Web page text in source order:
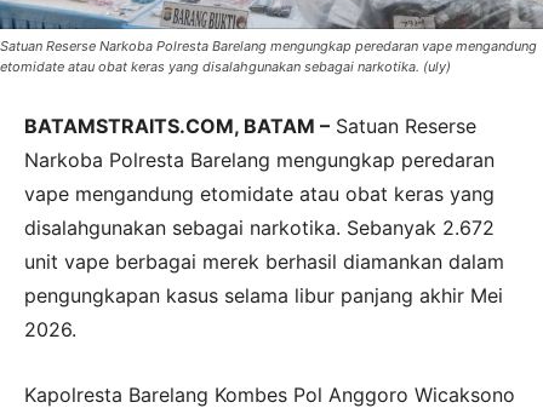
Satuan Reserse Narkoba Polresta Barelang mengungkap peredaran vape mengandung
etomidate atau obat keras yang disalahgunakan sebagai narkotika. (uly)
BATAMSTRAITS.COM, BATAM – Satuan Reserse
Narkoba Polresta Barelang mengungkap peredaran
vape mengandung etomidate atau obat keras yang
disalahgunakan sebagai narkotika. Sebanyak 2.672
unit vape berbagai merek berhasil diamankan dalam
pengungkapan kasus selama libur panjang akhir Mei
2026.
Kapolresta Barelang Kombes Pol Anggoro Wicaksono